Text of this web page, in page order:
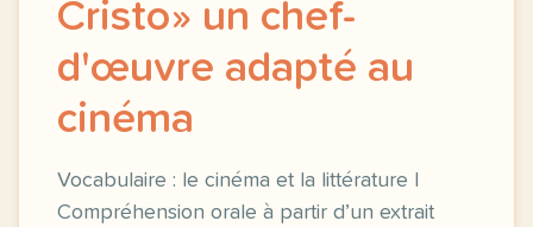
Cristo» un chef-
d'œuvre adapté au
cinéma
Vocabulaire : le cinéma et la littérature |
Compréhension orale à partir d’un extrait